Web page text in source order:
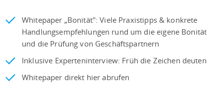
Whitepaper „Bonität": Viele Praxistipps & konkrete
Handlungsempfehlungen rund um die eigene Bonität
und die Prüfung von Geschäftspartnern
Inklusive Experteninterview: Früh die Zeichen deuten
Whitepaper direkt hier abrufen